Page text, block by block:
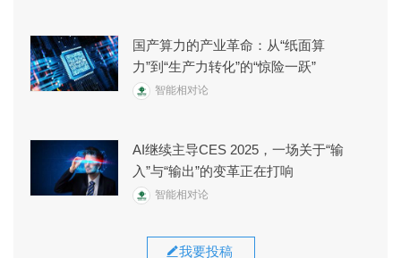
国产算力的产业革命：从“纸面算
力”到“生产力转化”的“惊险一跃”
智能相对论
AI继续主导CES 2025，一场关于“输
入”与“输出”的变革正在打响
智能相对论
我要投稿